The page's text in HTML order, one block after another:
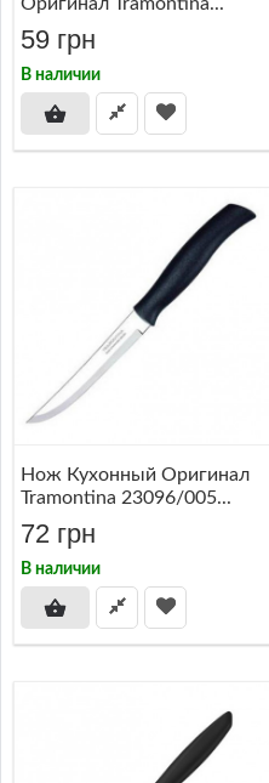
59 грн
В наличии
Нож Кухонный Оригинал
Tramontina 23096/005...
72 грн
В наличии